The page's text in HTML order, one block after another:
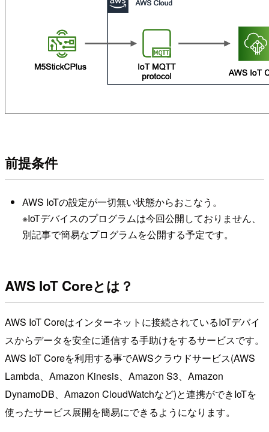
前提条件
AWS IoTの設定が一切無い状態からおこなう。
※IoTデバイスのプログラムは今回公開しておりません、
別記事で簡易なプログラムを公開する予定です。
AWS IoT Coreとは？
AWS IoT Coreはインターネットに接続されているIoTデバイ
スからデータを安全に通信する手助けをするサービスです。
AWS IoT Coreを利用する事でAWSクラウドサービス(AWS
Lambda、Amazon Kinesis、Amazon S3、Amazon
DynamoDB、Amazon CloudWatchなど)と連携ができIoTを
使ったサービス展開を簡易にできるようになります。